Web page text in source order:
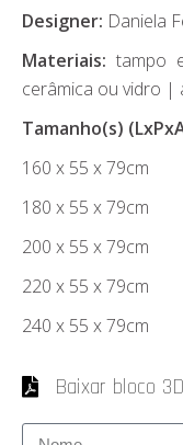
Designer: Daniela
Materiais: tampo
cerâmica ou vidro |
Tamanho(s)
160 x 55 x 79cm
180 x 55 x 79cm
200 x 55 x 79cm
220 x 55 x 79cm
240 x 55 x 79cm
Baixar bloco 3D